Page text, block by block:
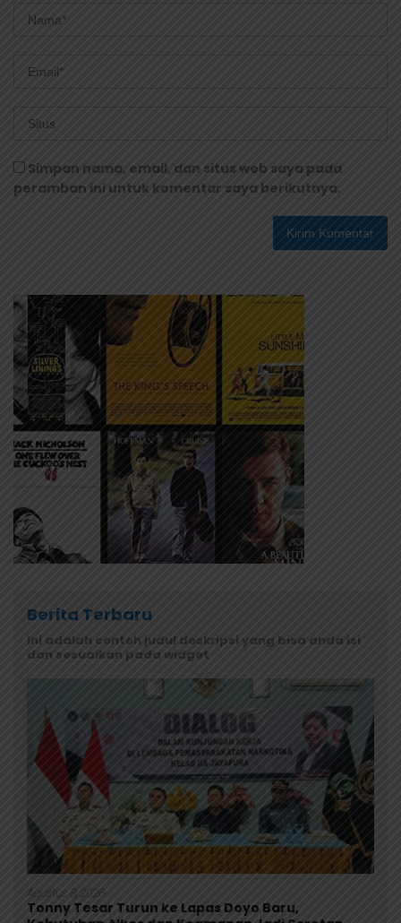
Simpan nama, email, dan situs web saya pada
peramban ini untuk komentar saya berikutnya.
Berita Terbaru
Ini adalah contoh judul deskripsi yang bisa anda isi
dan sesuaikan pada widget
Agustus 8, 2026
Tonny Tesar Turun ke Lapas Doyo Baru,